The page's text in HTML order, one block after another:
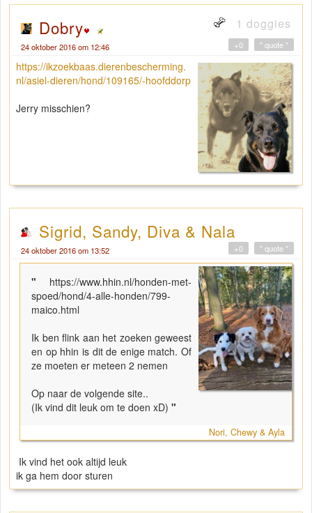
Dobry 1 doggies
24 oktober 2016 om 12:46 " quote "
+0
https://ikzoekbaas.dierenbescherming.
nl/asiel-dieren/hond/109165/-hoofddorp
Jerry misschien?
Sigrid, Sandy, Diva & Nala
24 oktober 2016 om 13:52 " quote "
+0
" https://www.hhin.nl/honden-met-
spoed/hond/4-alle-honden/799-
maico.html
Ik ben flink aan het zoeken geweest
en op hhin is dit de enige match. Of
ze moeten er meteen 2 nemen
Op naar de volgende site..
(Ik vind dit leuk om te doen xD) "
Nori, Chewy & Ayla
Ik vind het ook altijd leuk
ik ga hem door sturen